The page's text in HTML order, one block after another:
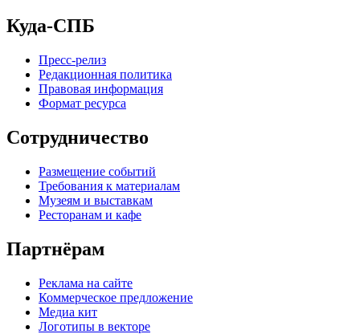
Куда-СПБ
Пресс-релиз
Редакционная политика
Правовая информация
Формат ресурса
Сотрудничество
Размещение событий
Требования к материалам
Музеям и выставкам
Ресторанам и кафе
Партнёрам
Реклама на сайте
Коммерческое предложение
Медиа кит
Логотипы в векторе